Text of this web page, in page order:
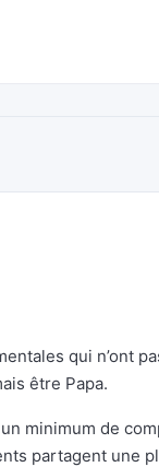
qui n’ont
être Papa.
minimum de
partagent une